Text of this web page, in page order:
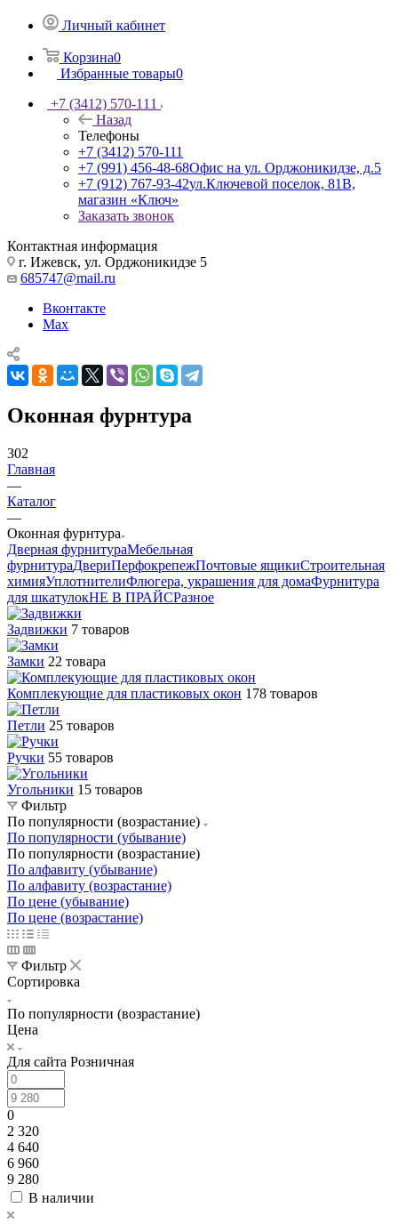
Личный кабинет
Корзина0
Избранные товары0
+7 (3412) 570-111
Назад
Телефоны
+7 (3412) 570-111
+7 (991) 456-48-68Офис на ул. Орджоникидзе, д.5
+7 (912) 767-93-42ул.Ключевой поселок, 81В,
магазин «Ключ»
Заказать звонок
Контактная информация
г. Ижевск, ул. Орджоникидзе 5
685747@mail.ru
Вконтакте
Max
Оконная фурнтура
302
Главная
—
Каталог
—
Оконная фурнтура
Дверная фурнитураМебельная
фурнитураДвериПерфокрепежПочтовые ящикиСтроительная
химияУплотнителиФлюгера, украшения для домаФурнитура
для шкатулокНЕ В ПРАЙСРазное
Задвижки 7 товаров
Замки 22 товара
Комплекующие для пластиковых окон 178 товаров
Петли 25 товаров
Ручки 55 товаров
Угольники 15 товаров
Фильтр
По популярности (возрастание)
По популярности (убывание)
По популярности (возрастание)
По алфавиту (убывание)
По алфавиту (возрастание)
По цене (убывание)
По цене (возрастание)
Фильтр
Сортировка
По популярности (возрастание)
Цена
Для сайта Розничная
0
2 320
4 640
6 960
9 280
В наличии